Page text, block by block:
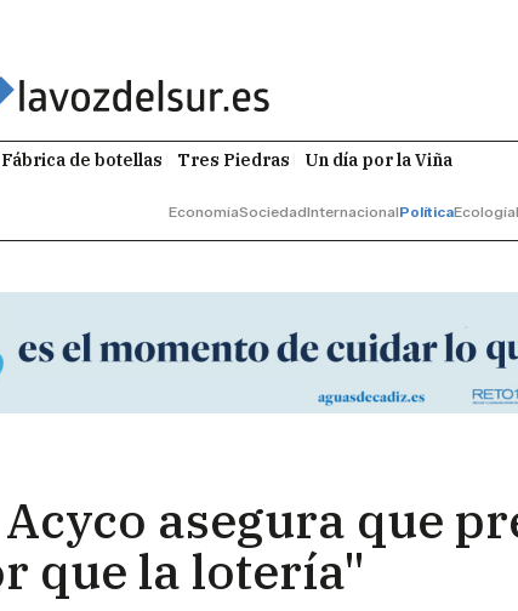
Fábrica de botellas Tres Piedras Un día por la Viña
EconomíaSociedadInternacionalPolíticaEcología
asegura que
que la lotería"